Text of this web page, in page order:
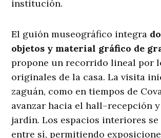
institución.
El guión museográfico integra
objetos y material gráfico de
propone un recorrido lineal por
originales de la casa. La visita
zaguán, como en tiempos de
avanzar hacia el hall–recepción
jardín. Los espacios interiores
entre sí, permitiendo